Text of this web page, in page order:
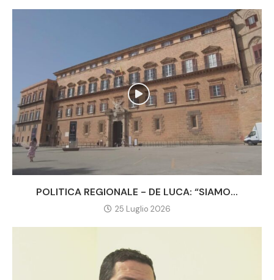
POLITICA REGIONALE - DE LUCA: “SIAMO...
25 Luglio 2026